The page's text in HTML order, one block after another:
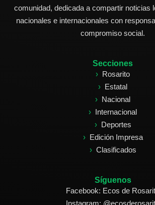
comunidad, dedicada a compartir noticias
nacionales e internacionales con
compromiso social.
Secciones
Rosarito
Estatal
Nacional
Internacional
Deportes
Edición Impresa
Clasificados
Síguenos
Facebook: Ecos de
Instagram: